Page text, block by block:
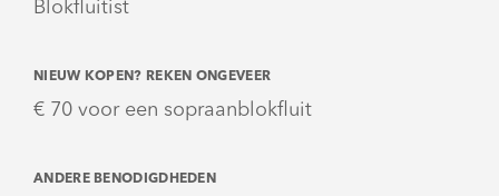
Blokfluitist
NIEUW KOPEN? REKEN ONGEVEER
€ 70 voor een sopraanblokfluit
ANDERE BENODIGDHEDEN